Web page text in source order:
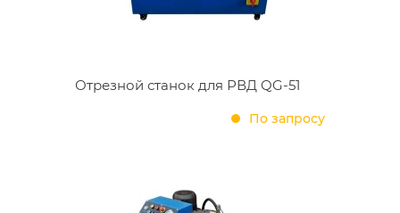
Отрезной станок для РВД QG-51
По запросу